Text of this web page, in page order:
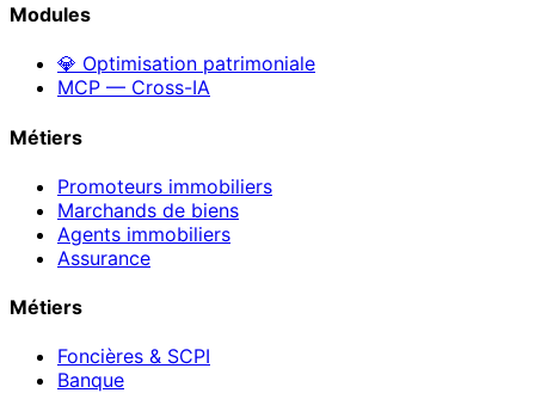
Modules
💎 Optimisation patrimoniale
MCP — Cross-IA
Métiers
Promoteurs immobiliers
Marchands de biens
Agents immobiliers
Assurance
Métiers
Foncières & SCPI
Banque